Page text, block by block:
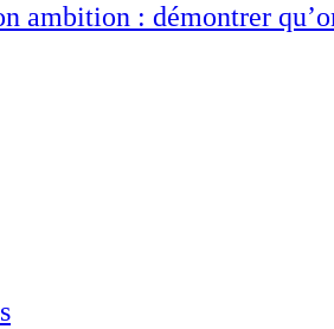
ambition : démontrer